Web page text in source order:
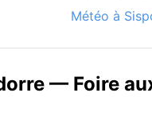
Météo à
— Foire